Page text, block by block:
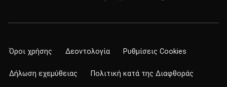
Όροι χρήσης Δεοντολογία Ρυθμίσεις Cookies
Δήλωση εχεμύθειας Πολιτική κατά της Διαφθοράς